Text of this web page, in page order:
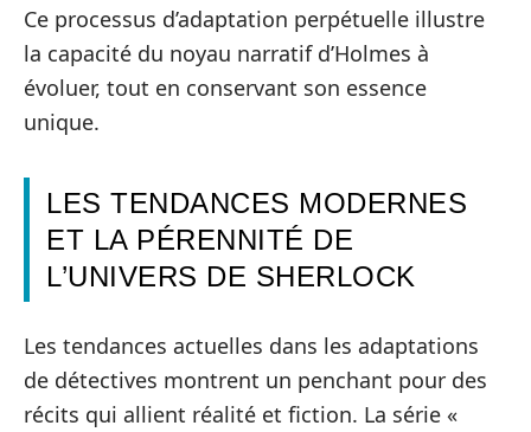
Ce processus d’adaptation perpétuelle illustre
la capacité du noyau narratif d’Holmes à
évoluer, tout en conservant son essence
unique.
LES TENDANCES MODERNES
ET LA PÉRENNITÉ DE
L’UNIVERS DE SHERLOCK
Les tendances actuelles dans les adaptations
de détectives montrent un penchant pour des
récits qui allient réalité et fiction. La série «